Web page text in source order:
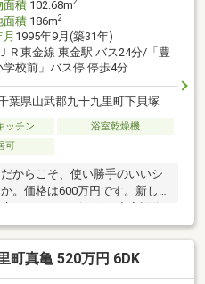
面積102.68m
面積186m2
1995年9月(築31年)
ＪＲ東金線 東金駅 バス24分/「豊
学校前」バス停 停歩4分
葉県山武郡九十九里町下貝塚
ッチン
浴室乾燥機
可
からこそ、使い勝手のいいシ
。価格は600万円です。新し
リングは木のぬくもりが感じら
の食器棚があるので、食器棚
環境が整っている中古戸建て
きるので、お待ちいただくこ
町真亀 520万円 6DK